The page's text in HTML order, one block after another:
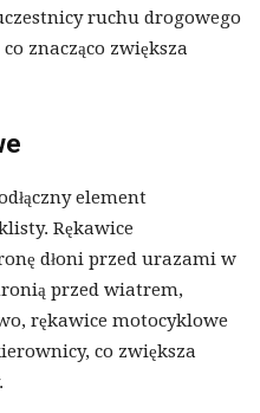
ruchu drogowego
znacząco zwiększa
element
Rękawice
dłoni przed urazami w
przed wiatrem,
rękawice motocyklowe
co zwiększa